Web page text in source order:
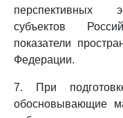
перспективных
субъектов
показатели
Федерации.
7. При
обосновывающие